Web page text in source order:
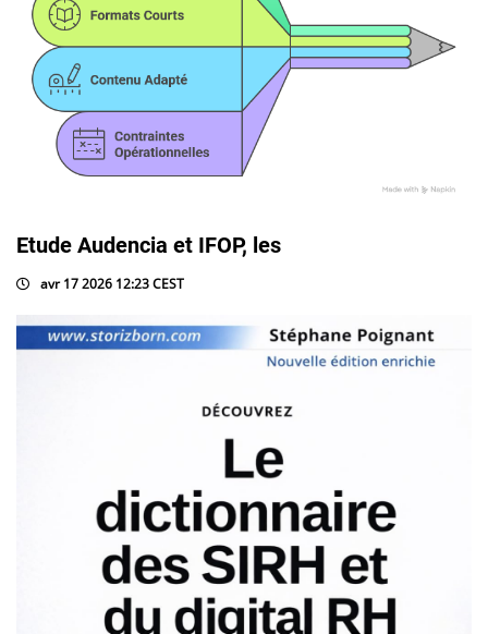
Etude Audencia et IFOP, les
avr 17 2026 12:23 CEST